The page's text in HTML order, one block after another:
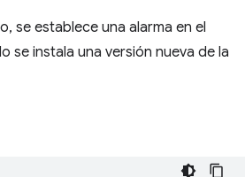
se establece una alarma en el
se instala una versión nueva de la